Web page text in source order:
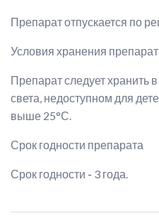
Препарат отпускается по
Условия хранения
Препарат следует хранить
света, недоступном для
выше 25°С.
Срок годности препарата
Срок годности - 3 года.